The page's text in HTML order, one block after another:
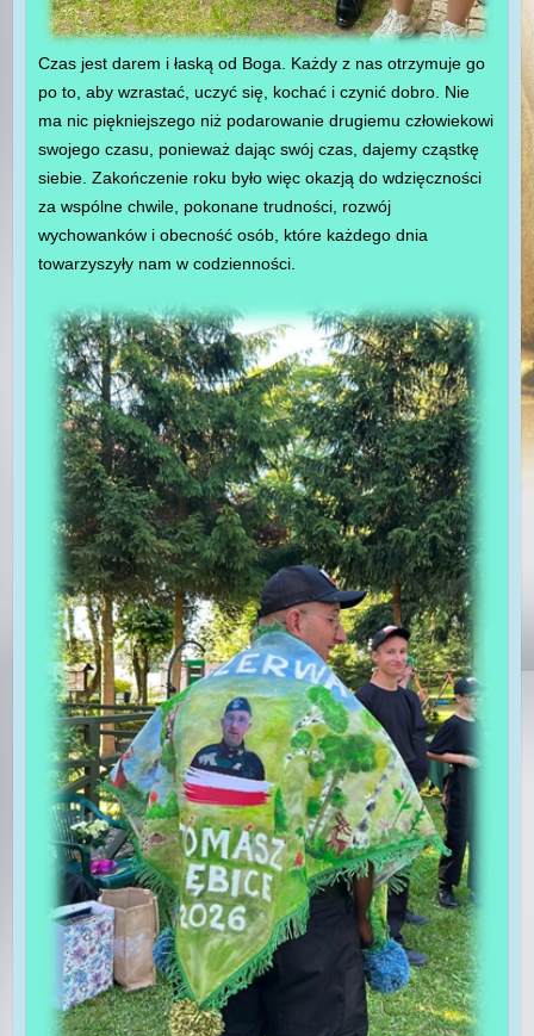
Czas jest darem i łaską od Boga. Każdy z nas otrzymuje go
po to, aby wzrastać, uczyć się, kochać i czynić dobro. Nie
ma nic piękniejszego niż podarowanie drugiemu człowiekowi
swojego czasu, ponieważ dając swój czas, dajemy cząstkę
siebie. Zakończenie roku było więc okazją do wdzięczności
za wspólne chwile, pokonane trudności, rozwój
wychowanków i obecność osób, które każdego dnia
towarzyszyły nam w codzienności.